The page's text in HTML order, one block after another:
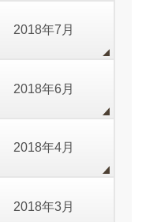
2018年7月
2018年6月
2018年4月
2018年3月